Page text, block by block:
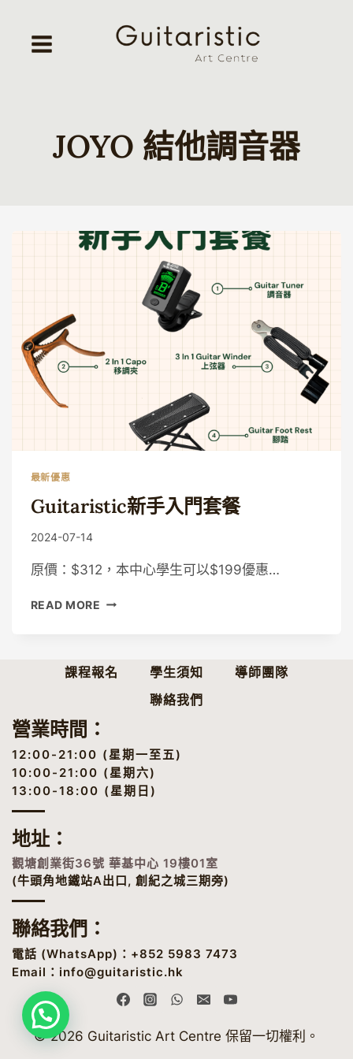
content
JOYO 結他調音器
最新優惠
Guitaristic新手入門套餐
By
2024-07-14
原價：$312，本中心學生可以$199優惠…
READ MORE GUITARISTIC
門
課程報名 學生須知
導師團隊
聯絡我們
營業時間：
12:00-21:00 (星期一至五)
10:00-21:00 (星期六)
13:00-18:00 (星期日)
地址：
觀塘創業街36號 華基中心 19樓01室
(牛頭角地鐵站A出口, 創紀之城三期旁)
聯絡我們：
電話 (WhatsApp)：+852 5983 7473
Email： info@guitaristic.hk
© 2026 Guitaristic Art Centre 保留一切權利。